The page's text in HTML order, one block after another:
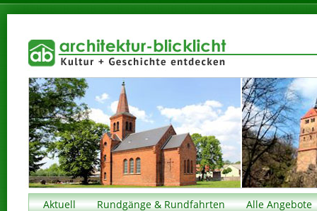
Aktuell Rundgänge & Rundfahrten
Alle Angebote